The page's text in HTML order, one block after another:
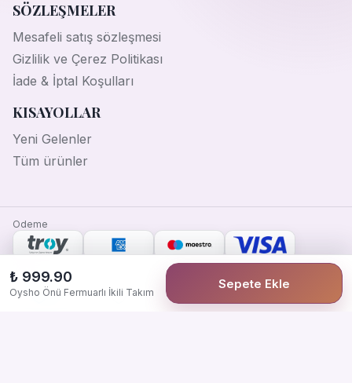
₺ 999.90
Oysho Önü Fermuarlı İkili Takım
Sepete Ekle
SÖZLEŞMELER
Mesafeli satış sözleşmesi
Gizlilik ve Çerez Politikası
İade & İptal Koşulları
KISAYOLLAR
Yeni Gelenler
Tüm ürünler
Odeme
Guven